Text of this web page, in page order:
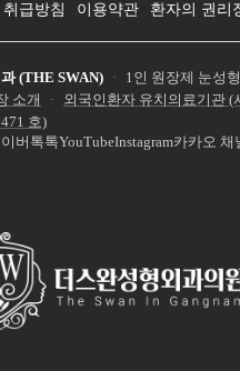
급방침 이용약관 환자의 권리
(THE SWAN) ·
1인 원장제 눈성
소개 ·
외국인환자 유치의료기관 (
호)
버톡톡YouTubeInstagram카카오 채